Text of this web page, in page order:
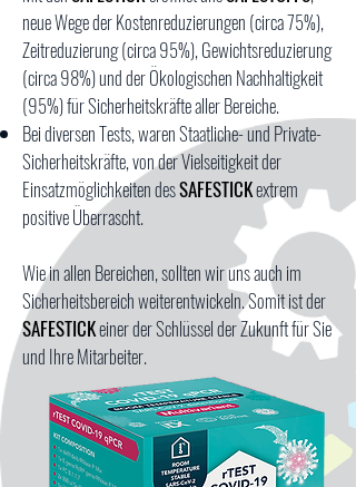
neue Wege derKostenreduzierungen (circa 75%),
Zeitreduzierung (circa 95%), Gewichtsreduzierung
(circa 98%) und der Ökologischen Nachhaltigkeit
(95%) für Sicherheitskräfte aller Bereiche.
Bei diversen Tests, waren Staatliche- und Private-
Sicherheitskräfte, von der Vielseitigkeit der
Einsatzmöglichkeiten desSAFESTICKextrem
positive Überrascht.​
Wie in allen Bereichen, sollten wir uns auch im
Sicherheitsbereich weiterentwickeln. Somit ist der
SAFESTICKeiner der Schlüssel derZukunft für Sie
und Ihre Mitarbeiter.